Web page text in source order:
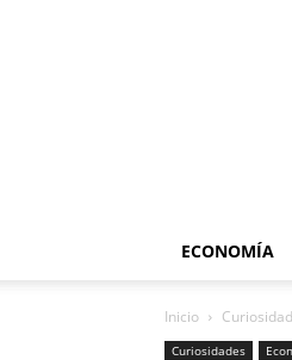
ECONOMÍA
Inicio
Curiosidades